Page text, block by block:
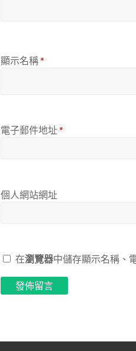
顯示名稱*
電子郵件地址*
個人網站網址
在瀏覽器中儲存顯示名稱、